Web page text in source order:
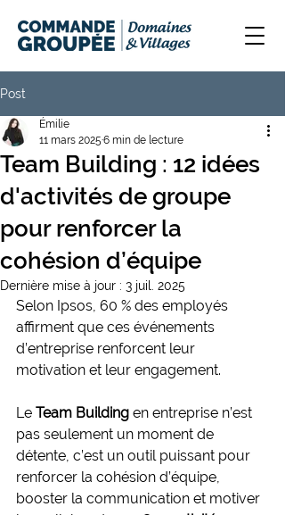
Post
Team Building : 12 idées
d'activités de groupe
pour renforcer la
cohésion d’équipe
Émilie
11 mars 2025 6 min de lecture
Dernière mise à jour : 3 juil. 2025
Selon Ipsos, 60 % des employés
affirment que ces événements
d’entreprise renforcent leur
motivation et leur engagement.
Le Team Building en entreprise n’est
pas seulement un moment de
détente, c’est un outil puissant pour
renforcer la cohésion d’équipe,
booster la communication et motiver